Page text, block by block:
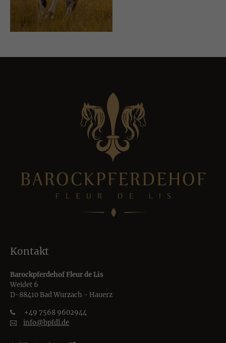
Kontakt
Barockpferdehof Fleur de Lis
Weidet 6
D-88410 Bad Wurzach - Hauerz
+49 7568 9602944
info@bpfdl.de